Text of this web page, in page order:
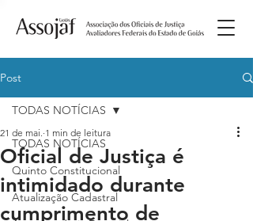
Post
TODAS NOTÍCIAS
Quinto Constitucional
Atualização Cadastral
TODAS NOTÍCIAS
Oficial de Justiça é
intimidado durante
cumprimento de
21 de mai. 1 min de leitura